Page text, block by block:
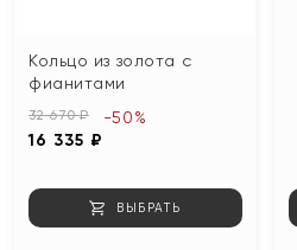
Кольцо из золота с
фианитами
32 670 ₽
16 335 ₽
-50%
ВЫБРАТЬ